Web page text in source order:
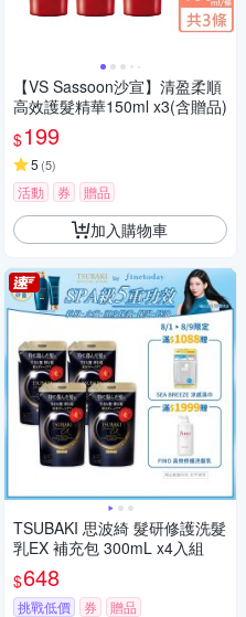
【VS Sassoon沙宣】清盈柔順
高效護髮精華150ml x3(含贈品)
$199
5 (5)
活動 券 贈品
加入購物車
TSUBAKI 思波綺 髮研修護洗髮
乳EX 補充包 300mL x4入組
$648
挑戰低價 券 贈品